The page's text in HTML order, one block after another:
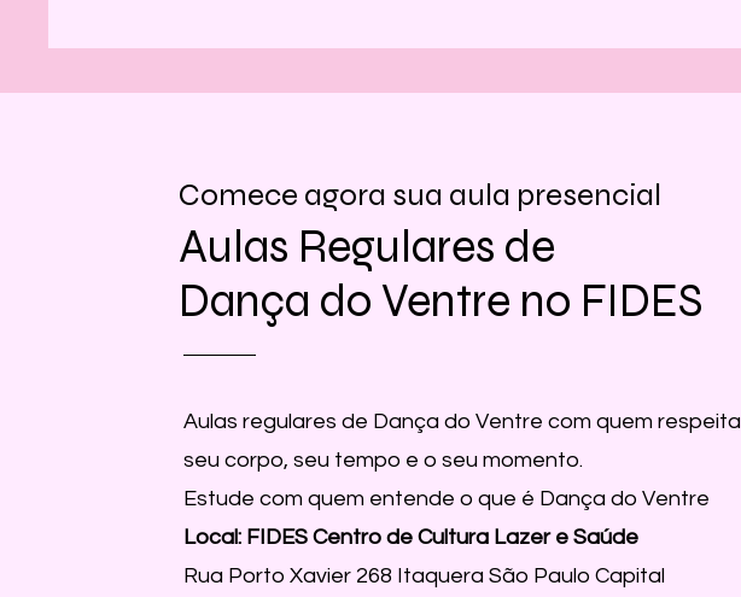
Comece agora sua aula presencial
Aulas Regulares de
Dança do Ventre no FIDES
Aulas regulares de Dança do Ventre com quem respeita
seu corpo, seu tempo e o seu momento.
Estude com quem entende o que é Dança do Ventre
Local: FIDES Centro de Cultura Lazer e Saúde
Rua Porto Xavier 268 Itaquera São Paulo Capital